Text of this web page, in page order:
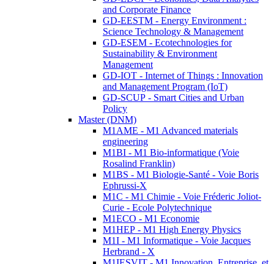
and Corporate Finance
GD-EESTM - Energy Environment :
Science Technology & Management
GD-ESEM - Ecotechnologies for
Sustainability & Environment
Management
GD-IOT - Internet of Things : Innovation
and Management Program (IoT)
GD-SCUP - Smart Cities and Urban
Policy
Master (DNM)
M1AME - M1 Advanced materials
engineering
M1BI - M1 Bio-informatique (Voie
Rosalind Franklin)
M1BS - M1 Biologie-Santé - Voie Boris
Ephrussi-X
M1C - M1 Chimie - Voie Fréderic Joliot-
Curie - Ecole Polytechnique
M1ECO - M1 Economie
M1HEP - M1 High Energy Physics
M1I - M1 Informatique - Voie Jacques
Herbrand - X